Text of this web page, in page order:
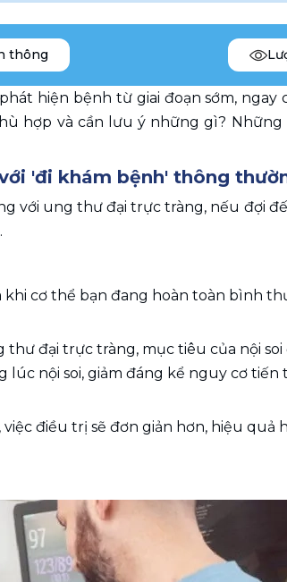
thông
hiện bệnh từ giai đoạn sớm, ngay
hợp và cần lưu ý những gì?
'đi khám bệnh' thông
với ung thư đại trực tràng, nếu đợi
khi cơ thể bạn đang hoàn toàn bình
thư đại trực tràng, mục tiêu của nội
lúc nội soi, giảm đáng kể nguy cơ
điều trị sẽ đơn giản hơn, hiệu quả